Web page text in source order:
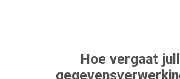
Hoe vergaat